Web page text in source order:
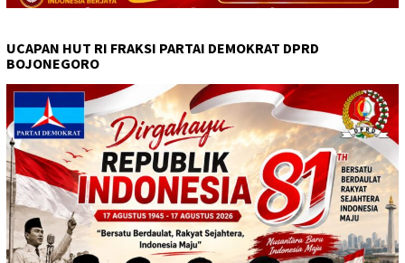
UCAPAN HUT RI FRAKSI PARTAI DEMOKRAT DPRD
BOJONEGORO